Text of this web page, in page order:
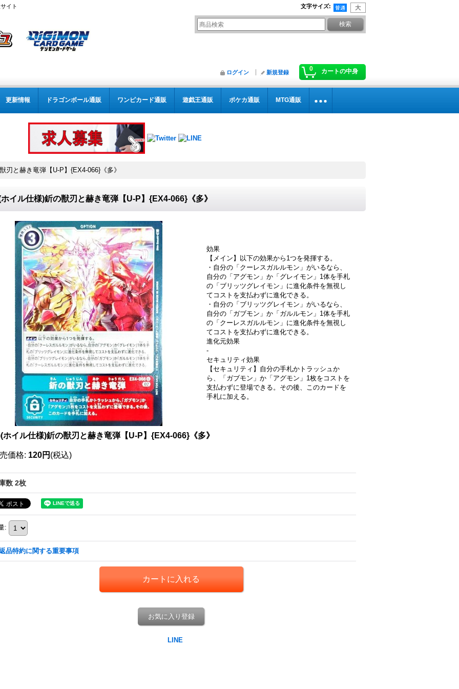
イト 文字サイズ:
0 カートの中身
ログイン 新規登録
更新情報 ドラゴンボール通販 ワンピカード通販 遊戯王通販 ポケカ通販 MTG通販
刃と赫き竜弾【U-P】{EX4-066}《多》
イル仕様)釿の獣刃と赫き竜弾【U-P】{EX4-066}《多》
効果
【メイン】以下の効果から1つを発揮する。
・自分の「クーレスガルルモン」がいるなら、
自分の「アグモン」か「グレイモン」1体を手札
の「ブリッツグレイモン」に進化条件を無視し
てコストを支払わずに進化できる。
・自分の「ブリッツグレイモン」がいるなら、
自分の「ガブモン」か「ガルルモン」1体を手札
の「クーレスガルルモン」に進化条件を無視し
てコストを支払わずに進化できる。
進化元効果
-
セキュリティ効果
【セキュリティ】自分の手札かトラッシュか
ら、「ガブモン」か「アグモン」1枚をコストを
支払わずに登場できる。その後、このカードを
手札に加える。
ホイル仕様)釿の獣刃と赫き竜弾【U-P】{EX4-066}《多》
価格: 120円 (税込)
数 2枚
:
品特約に関する重要事項
お気に入り登録